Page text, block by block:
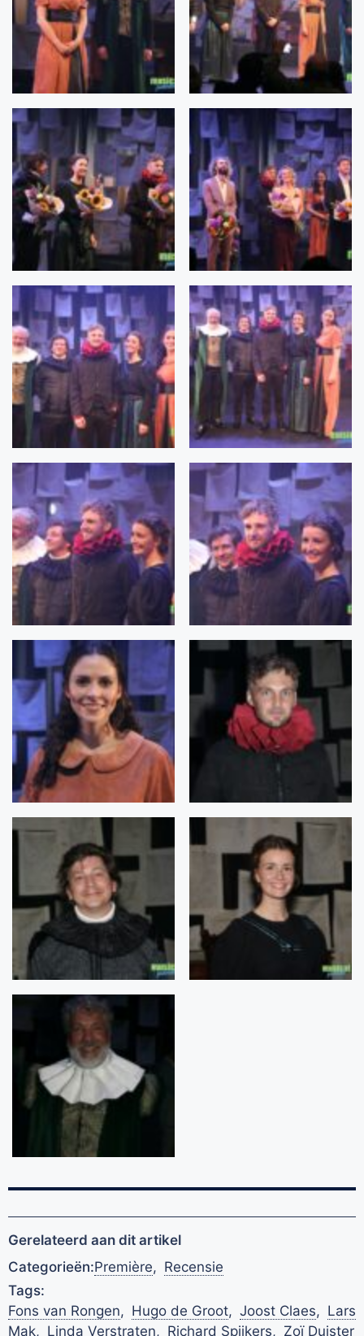
Gerelateerd aan dit artikel
Categorieën:Première, Recensie
Tags:
Fons van Rongen, Hugo de Groot, Joost Claes, Lars
Mak, Linda Verstraten, Richard Spijkers, Zoï Duister